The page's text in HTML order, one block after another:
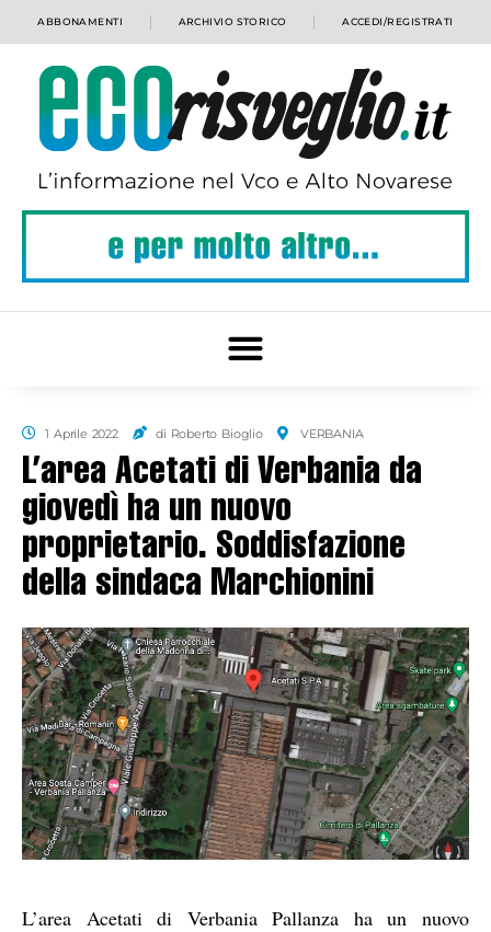
ABBONAMENTI ARCHIVIO STORICO ACCEDI/REGISTRATI
1 Aprile 2022 di Roberto Bioglio VERBANIA
L’area Acetati di Verbania da
giovedì ha un nuovo
proprietario. Soddisfazione
della sindaca Marchionini
L’area Acetati di Verbania Pallanza ha un nuovo